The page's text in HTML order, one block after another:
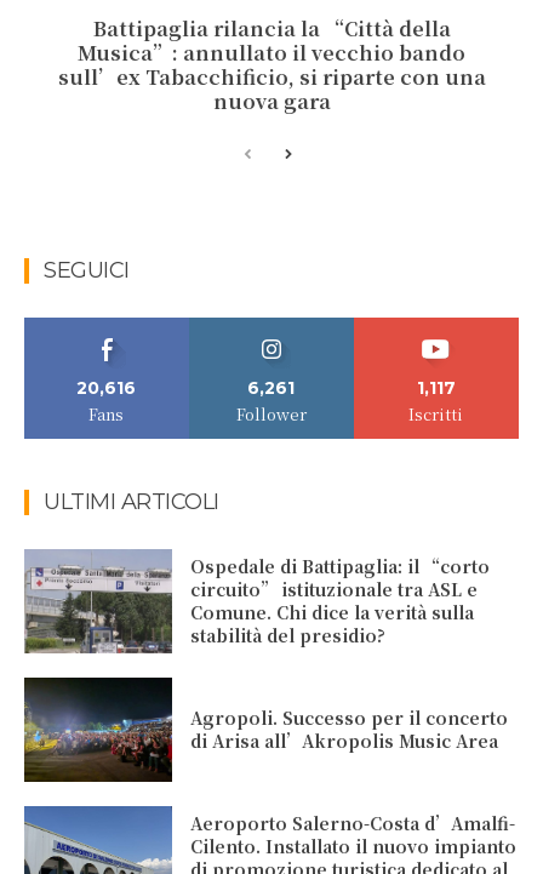
Battipaglia rilancia la “Città della
Musica”: annullato il vecchio bando
sull’ex Tabacchificio, si riparte con una
nuova gara
SEGUICI
20,616
Fans
6,261
Follower
1,117
Iscritti
ULTIMI ARTICOLI
Ospedale di Battipaglia: il “corto
circuito” istituzionale tra ASL e
Comune. Chi dice la verità sulla
stabilità del presidio?
Agropoli. Successo per il concerto
di Arisa all’Akropolis Music Area
Aeroporto Salerno-Costa d’Amalfi-
Cilento. Installato il nuovo impianto
di promozione turistica dedicato al